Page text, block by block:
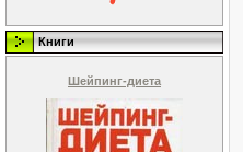
Книги
Шейпинг-диета